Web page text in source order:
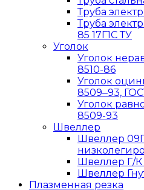
Труба
Труба
85 17Г1С ТУ
Уголок
Уголок
8510-86
Уголок
8509‒93,
Уголок
8509-93
Швеллер
Швеллер
Швеллер Г/К
Швеллер
Плазменная резка